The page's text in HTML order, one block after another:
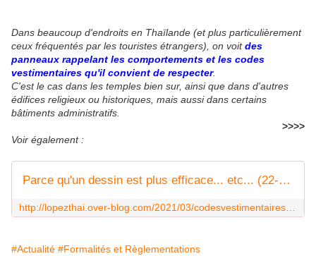
Dans beaucoup d'endroits en Thaïlande (et plus particulièrement
ceux fréquentés par les touristes étrangers), on voitdes
panneaux rappelant les comportements et les codes
vestimentaires qu'il convient de respecter.
C'est le cas dans les temples bien sur, ainsi que dans d'autres
édifices religieux ou historiques, mais aussi dans certains
bâtiments administratifs.
>>>>
Voir également :
Parce qu'un dessin est plus efficace... etc... (22-07) - Noy et Gilbert en Thaïlande
#Actualité #Formalités et Règlementations